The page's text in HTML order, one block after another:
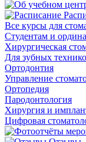
Все курсы для
Студентам и
Хирургическая
Для зубных
Ортодонтия
Управление
Ортопедия
Пародонтология
Хирургия и
Цифровая